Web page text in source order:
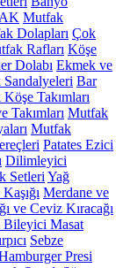
Mutfak
Dolapları Çok
Rafları Köşe
Dolabı Ekmek ve
Bar
Takımları
Takımları Mutfak
Mutfak
Patates Ezici
Dilimleyici
Setleri Yağ
Merdane ve
ve Ceviz Kıracağı
Bileyici Masat
Sebze
Presi